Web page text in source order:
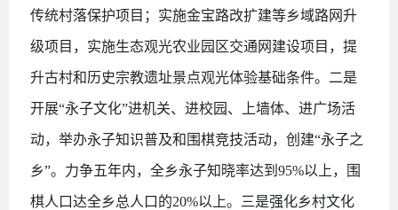
传统村落保护项目；实施金宝路改扩建等乡域路网升
级项目，实施生态观光农业园区交通网建设项目，提
升古村和历史宗教遗址景点观光体验基础条件。二是
开展“永子文化”进机关、进校园、上墙体、进广场活
动，举办永子知识普及和围棋竞技活动，创建“永子之
乡”。力争五年内，全乡永子知晓率达到95%以上，围
棋人口达全乡总人口的20%以上。三是强化乡村文化